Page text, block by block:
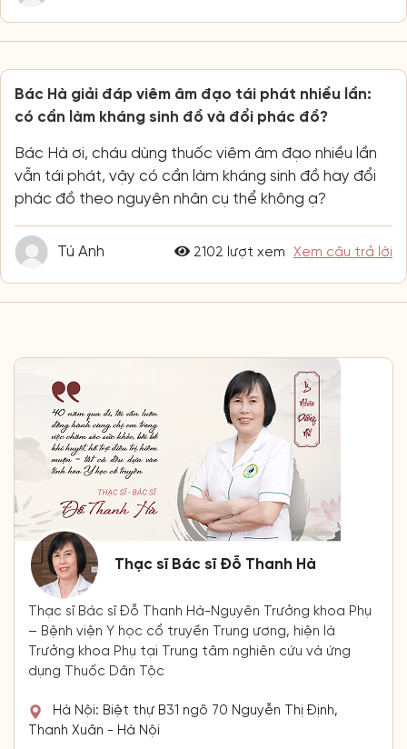
Bác Hà giải đáp viêm âm đạo tái phát nhiều lần:
có cần làm kháng sinh đồ và đổi phác đồ?
Bác Hà ơi, cháu dùng thuốc viêm âm đạo nhiều lần
vẫn tái phát, vậy có cần làm kháng sinh đồ hay đổi
phác đồ theo nguyên nhân cụ thể không ạ?
Tú Anh 2102 lượt xem Xem câu trả lời
Thạc sĩ Bác sĩ Đỗ Thanh Hà
Thạc sĩ Bác sĩ Đỗ Thanh Hà-Nguyên Trưởng khoa Phụ
– Bệnh viện Y học cổ truyền Trung ương, hiện là
Trưởng khoa Phụ tại Trung tâm nghiên cứu và ứng
dụng Thuốc Dân Tộc
Hà Nội: Biệt thự B31 ngõ 70 Nguyễn Thị Định,
Thanh Xuân - Hà Nội